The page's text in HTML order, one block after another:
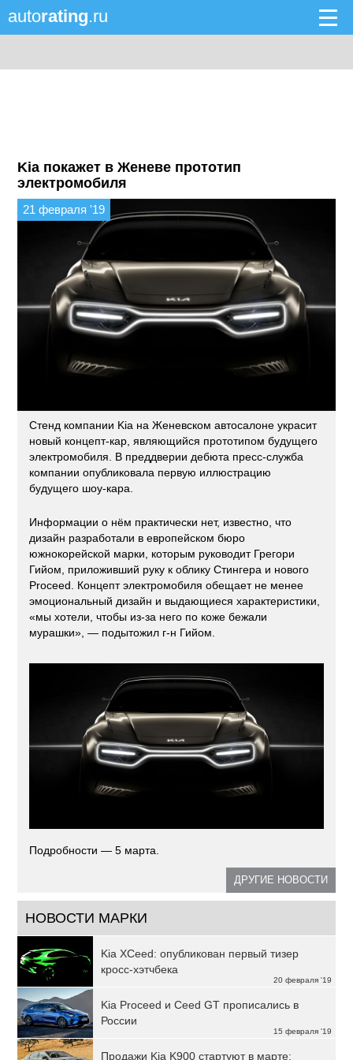
autorating.ru
Kia покажет в Женеве прототип
электромобиля
21 февраля '19
Стенд компании Kia на Женевском автосалоне украсит
новый концепт-кар, являющийся прототипом будущего
электромобиля. В преддверии дебюта пресс-служба
компании опубликовала первую иллюстрацию
будущего шоу-кара.
Информации о нём практически нет, известно, что
дизайн разработали в европейском бюро
южнокорейской марки, которым руководит Грегори
Гийом, приложивший руку к облику Стингера и нового
Proceed. Концепт электромобиля обещает не менее
эмоциональный дизайн и выдающиеся характеристики,
«мы хотели, чтобы из-за него по коже бежали
мурашки», — подытожил г-н Гийом.
Подробности — 5 марта.
ДРУГИЕ НОВОСТИ
НОВОСТИ МАРКИ
20 февраля '19
Kia XCeed: опубликован первый тизер
кросс-хэтчбека
15 февраля '19
Kia Proceed и Ceed GT прописались в
России
Продажи Kia K900 стартуют в марте: